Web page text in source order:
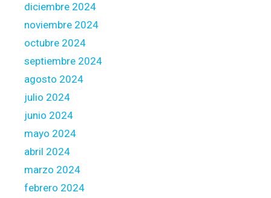
c
i
p
a
r
e
d
u
t
diciembre 2024
noviembre 2024
octubre 2024
septiembre 2024
agosto 2024
julio 2024
junio 2024
mayo 2024
abril 2024
marzo 2024
febrero 2024